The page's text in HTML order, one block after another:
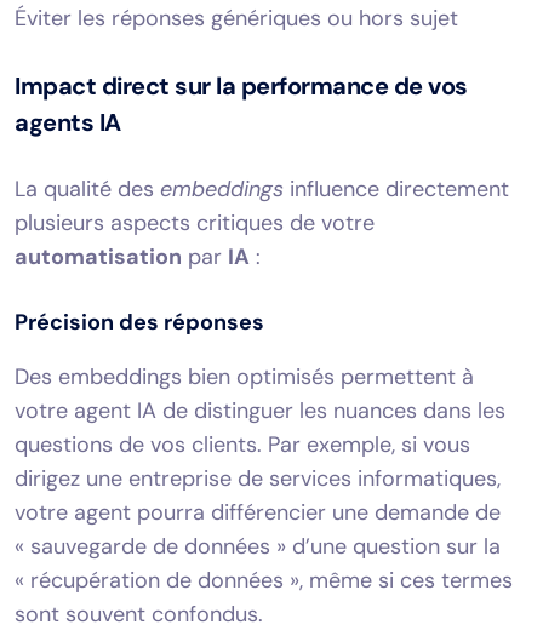
Éviter les réponses génériques ou hors sujet
Impact direct sur la performance de vos
agents IA
La qualité des embeddings influence directement
plusieurs aspects critiques de votre
automatisation par IA :
Précision des réponses
Des embeddings bien optimisés permettent à
votre agent IA de distinguer les nuances dans les
questions de vos clients. Par exemple, si vous
dirigez une entreprise de services informatiques,
votre agent pourra différencier une demande de
« sauvegarde de données » d’une question sur la
« récupération de données », même si ces termes
sont souvent confondus.